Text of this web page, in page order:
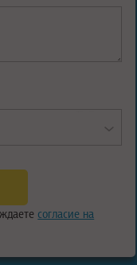
согласие на